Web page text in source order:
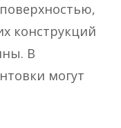
конструкций
В
могут